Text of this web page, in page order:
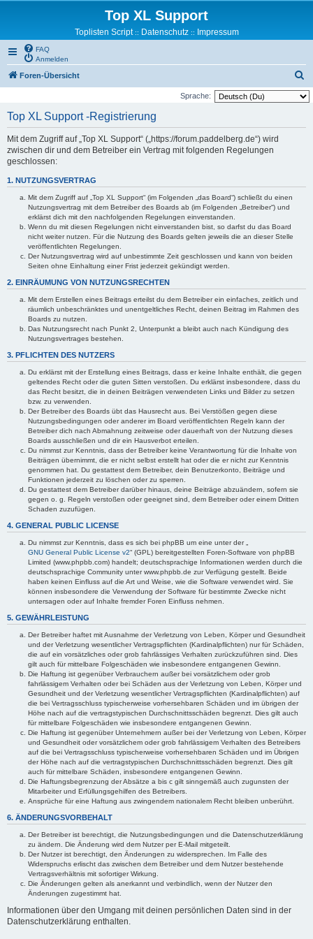
Top XL Support
Toplisten Script:: Datenschutz:: Impressum
FAQ
Anmelden
Foren-Übersicht
u
Sprache:
Top XL Support -Registrierung
Mit dem Zugriff auf „Top XL Support“ („https://forum.paddelberg.de“) wird
zwischen dir und dem Betreiber ein Vertrag mit folgenden Regelungen
geschlossen:
1. NUTZUNGSVERTRAG
Mit dem Zugriff auf „Top XL Support“ (im Folgenden „das Board“) schließt du einen
Nutzungsvertrag mit dem Betreiber des Boards ab (im Folgenden „Betreiber“) und
erklärst dich mit den nachfolgenden Regelungen einverstanden.
Wenn du mit diesen Regelungen nicht einverstanden bist, so darfst du das Board
nicht weiter nutzen. Für die Nutzung des Boards gelten jeweils die an dieser Stelle
veröffentlichten Regelungen.
Der Nutzungsvertrag wird auf unbestimmte Zeit geschlossen und kann von beiden
Seiten ohne Einhaltung einer Frist jederzeit gekündigt werden.
2. EINRÄUMUNG VON NUTZUNGSRECHTEN
Mit dem Erstellen eines Beitrags erteilst du dem Betreiber ein einfaches, zeitlich und
räumlich unbeschränktes und unentgeltliches Recht, deinen Beitrag im Rahmen des
Boards zu nutzen.
Das Nutzungsrecht nach Punkt 2, Unterpunkt a bleibt auch nach Kündigung des
Nutzungsvertrages bestehen.
3. PFLICHTEN DES NUTZERS
Du erklärst mit der Erstellung eines Beitrags, dass er keine Inhalte enthält, die gegen
geltendes Recht oder die guten Sitten verstoßen. Du erklärst insbesondere, dass du
das Recht besitzt, die in deinen Beiträgen verwendeten Links und Bilder zu setzen
bzw. zu verwenden.
Der Betreiber des Boards übt das Hausrecht aus. Bei Verstößen gegen diese
Nutzungsbedingungen oder anderer im Board veröffentlichten Regeln kann der
Betreiber dich nach Abmahnung zeitweise oder dauerhaft von der Nutzung dieses
Boards ausschließen und dir ein Hausverbot erteilen.
Du nimmst zur Kenntnis, dass der Betreiber keine Verantwortung für die Inhalte von
Beiträgen übernimmt, die er nicht selbst erstellt hat oder die er nicht zur Kenntnis
genommen hat. Du gestattest dem Betreiber, dein Benutzerkonto, Beiträge und
Funktionen jederzeit zu löschen oder zu sperren.
Du gestattest dem Betreiber darüber hinaus, deine Beiträge abzuändern, sofern sie
gegen o. g. Regeln verstoßen oder geeignet sind, dem Betreiber oder einem Dritten
Schaden zuzufügen.
4. GENERAL PUBLIC LICENSE
Du nimmst zur Kenntnis, dass es sich bei phpBB um eine unter der „
GNU General Public License v2“ (GPL) bereitgestellten Foren-Software von phpBB
Limited (www.phpbb.com) handelt; deutschsprachige Informationen werden durch die
deutschsprachige Community unter www.phpbb.de zur Verfügung gestellt. Beide
haben keinen Einfluss auf die Art und Weise, wie die Software verwendet wird. Sie
können insbesondere die Verwendung der Software für bestimmte Zwecke nicht
untersagen oder auf Inhalte fremder Foren Einfluss nehmen.
5. GEWÄHRLEISTUNG
Der Betreiber haftet mit Ausnahme der Verletzung von Leben, Körper und Gesundheit
und der Verletzung wesentlicher Vertragspflichten (Kardinalpflichten) nur für Schäden,
die auf ein vorsätzliches oder grob fahrlässiges Verhalten zurückzuführen sind. Dies
gilt auch für mittelbare Folgeschäden wie insbesondere entgangenen Gewinn.
Die Haftung ist gegenüber Verbrauchern außer bei vorsätzlichem oder grob
fahrlässigem Verhalten oder bei Schäden aus der Verletzung von Leben, Körper und
Gesundheit und der Verletzung wesentlicher Vertragspflichten (Kardinalpflichten) auf
die bei Vertragsschluss typischerweise vorhersehbaren Schäden und im übrigen der
Höhe nach auf die vertragstypischen Durchschnittsschäden begrenzt. Dies gilt auch
für mittelbare Folgeschäden wie insbesondere entgangenen Gewinn.
Die Haftung ist gegenüber Unternehmern außer bei der Verletzung von Leben, Körper
und Gesundheit oder vorsätzlichem oder grob fahrlässigem Verhalten des Betreibers
auf die bei Vertragsschluss typischerweise vorhersehbaren Schäden und im Übrigen
der Höhe nach auf die vertragstypischen Durchschnittsschäden begrenzt. Dies gilt
auch für mittelbare Schäden, insbesondere entgangenen Gewinn.
Die Haftungsbegrenzung der Absätze a bis c gilt sinngemäß auch zugunsten der
Mitarbeiter und Erfüllungsgehilfen des Betreibers.
Ansprüche für eine Haftung aus zwingendem nationalem Recht bleiben unberührt.
6. ÄNDERUNGSVORBEHALT
Der Betreiber ist berechtigt, die Nutzungsbedingungen und die Datenschutzerklärung
zu ändern. Die Änderung wird dem Nutzer per E-Mail mitgeteilt.
Der Nutzer ist berechtigt, den Änderungen zu widersprechen. Im Falle des
Widerspruchs erlischt das zwischen dem Betreiber und dem Nutzer bestehende
Vertragsverhältnis mit sofortiger Wirkung.
Die Änderungen gelten als anerkannt und verbindlich, wenn der Nutzer den
Änderungen zugestimmt hat.
Informationen über den Umgang mit deinen persönlichen Daten sind in der
Datenschutzerklärung enthalten.